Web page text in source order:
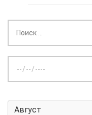
дату: